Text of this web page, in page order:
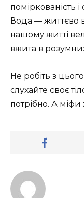
поміркованість
Вода — життєво
нашому житті
вжита в
Не робіть з
слухайте своє
потрібно. А